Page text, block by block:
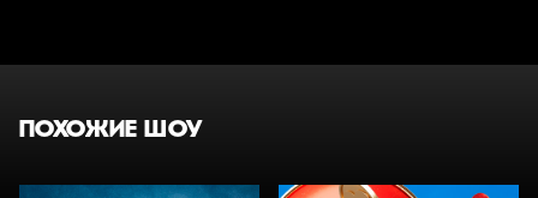
ПОХОЖИЕ ШОУ